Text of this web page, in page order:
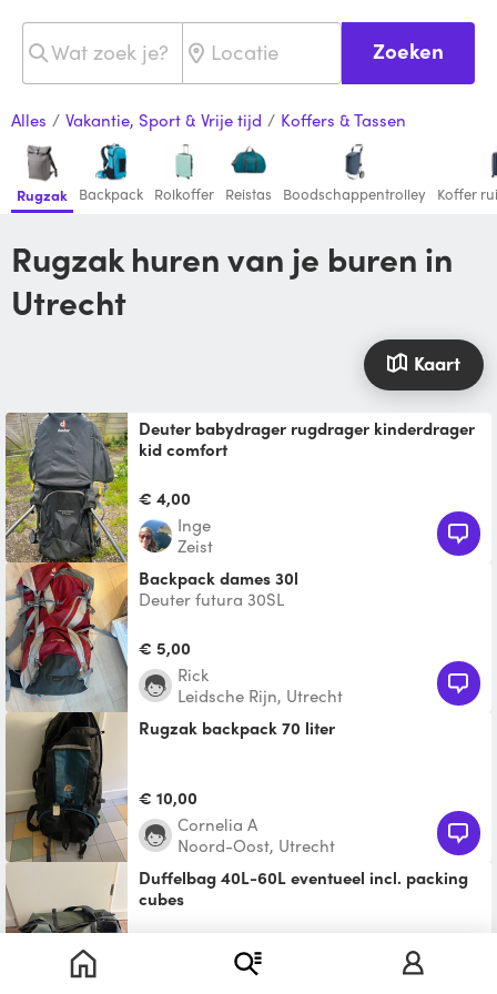
Zoeken
Alles / Vakantie, Sport & Vrije tijd / Koffers & Tassen
Rugzak Backpack Rolkoffer Reistas Boodschappentrolley Koffer
Rugzak huren van je buren in
Utrecht
Kaart
Deuter babydrager rugdrager kinderdrager
kid comfort
beschikbaar na 20 juli
€ 4,00
Inge
Zeist
Backpack dames 30l
Deuter futura 30SL
€ 5,00
Rick
Leidsche Rijn, Utrecht
Rugzak backpack 70 liter
€ 10,00
Cornelia A
Noord-Oost, Utrecht
Duffelbag 40L-60L eventueel incl. packing
cubes
Eventueel incl. handige packi